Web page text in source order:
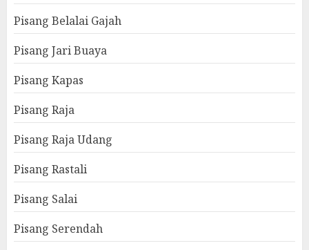
Pisang Belalai Gajah
Pisang Jari Buaya
Pisang Kapas
Pisang Raja
Pisang Raja Udang
Pisang Rastali
Pisang Salai
Pisang Serendah